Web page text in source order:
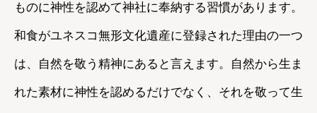
ものに神性を認めて神社に奉納する習慣があります。
和食がユネスコ無形文化遺産に登録された理由の一つ
は、自然を敬う精神にあると言えます。自然から生ま
れた素材に神性を認めるだけでなく、それを敬って生